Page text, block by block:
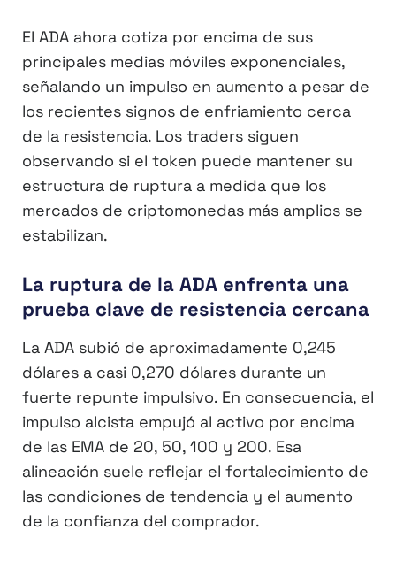
El ADA ahora cotiza por encima de sus
principales medias móviles exponenciales,
señalando un impulso en aumento a pesar de
los recientes signos de enfriamiento cerca
de la resistencia. Los traders siguen
observando si el token puede mantener su
estructura de ruptura a medida que los
mercados de criptomonedas más amplios se
estabilizan.
La ruptura de la ADA enfrenta una
prueba clave de resistencia cercana
La ADA subió de aproximadamente 0,245
dólares a casi 0,270 dólares durante un
fuerte repunte impulsivo. En consecuencia, el
impulso alcista empujó al activo por encima
de las EMA de 20, 50, 100 y 200. Esa
alineación suele reflejar el fortalecimiento de
las condiciones de tendencia y el aumento
de la confianza del comprador.